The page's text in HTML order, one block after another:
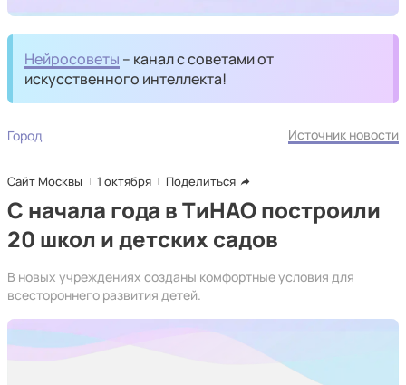
Нейросоветы – канал с советами от
искусственного интеллекта!
Город Источник новости
Сайт Москвы 1 октября Поделиться
С начала года в ТиНАО построили
20 школ и детских садов
В новых учреждениях созданы комфортные условия для
всестороннего развития детей.